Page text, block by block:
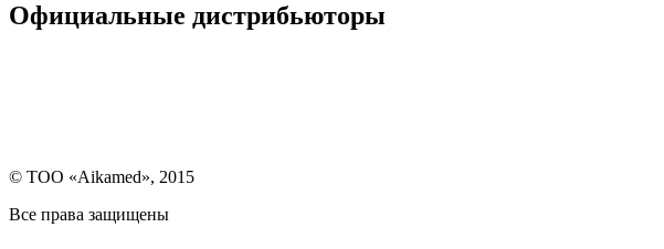
Официальные дистрибьюторы
© ТОО «Aikamed», 2015
Все права защищены